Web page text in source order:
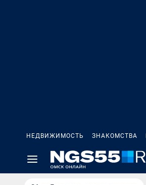
НЕДВИЖИМОСТЬ ЗНАКОМСТВА